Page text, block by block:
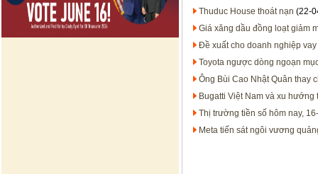
Thuduc House thoát nạn (22-
Giá xăng dầu đồng loạt giảm
Đề xuất cho doanh nghiệp
Toyota ngược dòng ngoạn
Ông Bùi Cao Nhật Quân thay
Bugatti Việt Nam và xu
Thị trường tiền số hôm nay,
Meta tiến sát ngôi vương